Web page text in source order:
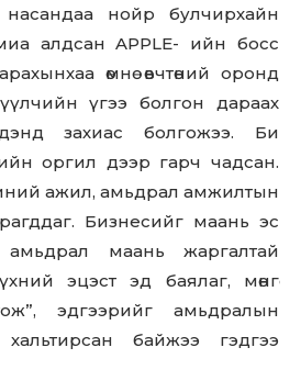
насандаа нойр булчирхайн
алдсан APPLE- ийн босс
өмнө өвчтөний оронд
үгээ болгон дараах
захиас болгожээ. Би
оргил дээр гарч чадсан.
ажил, амьдрал амжилтын
Бизнесийг маань эс
маань жаргалтай
эцэст эд баялаг, мөнгө
эдгээрийг амьдралын
байжээ гэдгээ